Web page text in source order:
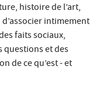
histoire de l’art,
intimement
faits sociaux,
questions et des
de ce qu’est - et